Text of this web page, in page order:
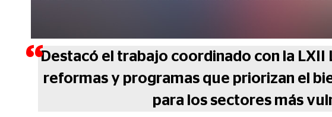
Destacó el trabajo coordinado con la LXII
reformas y programas que priorizan el
para los sectores más